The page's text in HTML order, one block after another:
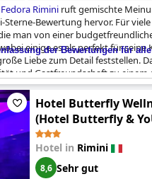
Rimini ruft gemischte
Sterne-Bewertung hervor. Für
man von einer
einige es als perfekt für seine
Liebe zum Detail feststellen.
und Gastfreundschaft zu einem
es zu einer geeigneten Option für
Einige Gäste äußern jedoch
Bereiche hin, in denen es Defizite
und ältere Möbel. Die
und die Praxis, Doppelbetten
sind kleinere Nachteile,
haben. Insgesamt bietet es ein
mit unterschiedlichen
der Bewertungen für
Hotel Butterfly
(Hotel Butterfly &
Hotel in Rimini
8,6 Sehr gut